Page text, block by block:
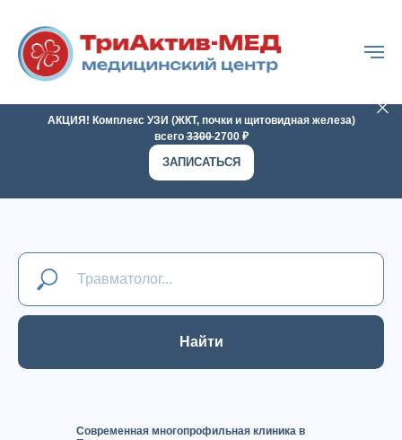
Будни: 8:00-21:00, Сб: 9:00-18:00, Вс:
Выходной
Подпишитесь на нас Вконтакте
АКЦИЯ! Комплекс УЗИ (ЖКТ, почки и щитовидная железа)
всего33002700 ₽
ЗАПИСАТЬСЯ
Найти
Современная многопрофильная клиника в